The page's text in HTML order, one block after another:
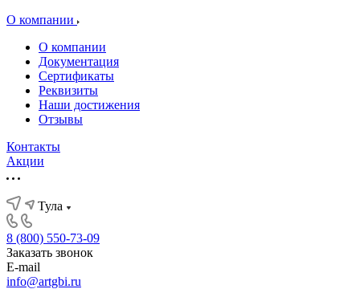
О компании
О компании
Документация
Сертификаты
Реквизиты
Наши достижения
Отзывы
Контакты
Акции
Тула
8 (800) 550-73-09
Заказать звонок
E-mail
info@artgbi.ru